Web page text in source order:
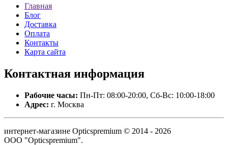
Главная
Блог
Доставка
Оплата
Контакты
Карта сайта
Контактная информация
Рабочие часы: Пн-Пт: 08:00-20:00, Сб-Вс: 10:00-18:00
Адрес: г. Москва
интернет-магазине Opticspremium © 2014 - 2026
ООО "Opticspremium".